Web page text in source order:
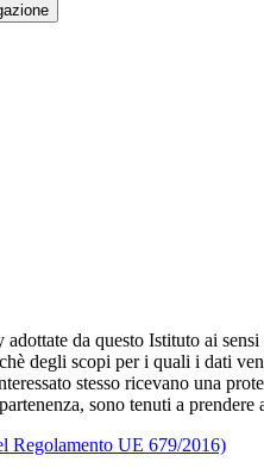
da questo Istituto ai sensi
degli scopi per i quali i dati
stesso ricevano una
sono tenuti a
Regolamento UE 679/2016)